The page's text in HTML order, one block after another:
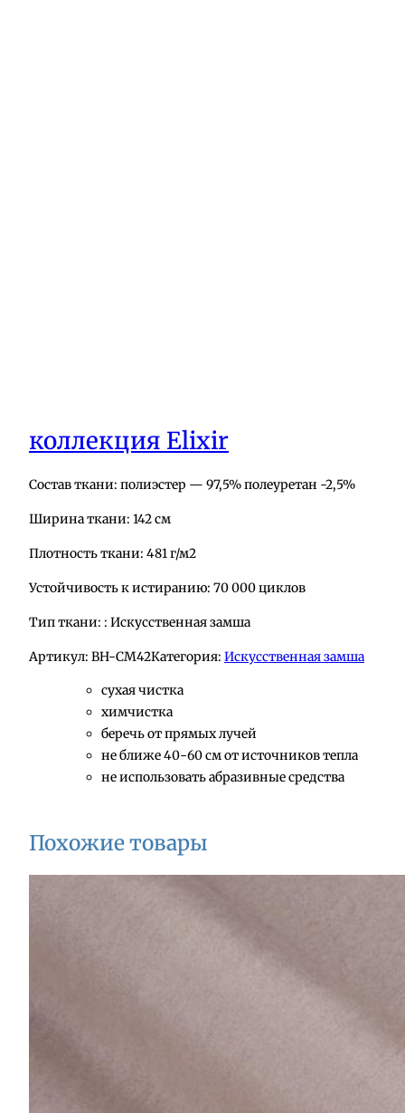
коллекция Elixir
Состав ткани: полиэстер — 97,5% полеуретан -2,5%
Ширина ткани: 142 см
Плотность ткани: 481 г/м2
Устойчивость к истиранию: 70 000 циклов
Тип ткани: : Искусственная замша
Артикул: BH-СМ42Категория: Искусственная замша
сухая чистка
химчистка
беречь от прямых лучей
не ближе 40-60 см от источников тепла
не использовать абразивные средства
Похожие товары